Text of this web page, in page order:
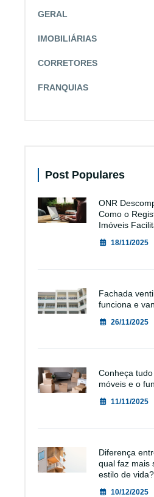
GERAL
IMOBILIÁRIAS
CORRETORES
FRANQUIAS
Post Populares
ONR
Como o
Imóveis
18/11/2025
Fachada
funciona e
26/11/2025
Conheça
móveis e o
11/11/2025
Diferença
qual faz mais
estilo de vida?
10/12/2025